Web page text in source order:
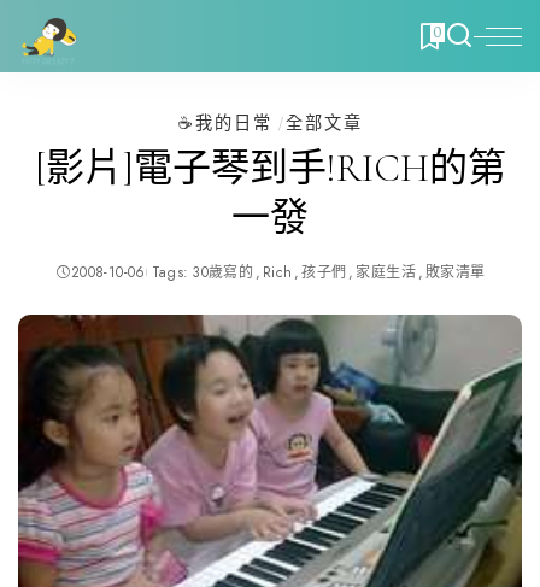
0
☕️我的日常 全部文章
[影片]電子琴到手!RICH的第
一發
2008-10-06 Tags: 30歲寫的 Rich 孩子們 家庭生活 敗家清單